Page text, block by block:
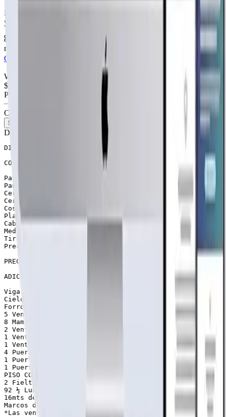
Rápida, profesional, con la misma tecnología base que corre Netflix
y TikTok.
Analytics incluidos
reembolso
Cotiza tu página web
Visitar página web
WebAgen.cl
$179.900
50% inicial · 50% contra entrega
Publicidad de SoloPrefabricadas
Configuración
54
Descripción
DISTRIBUCIÓN: 3 dormitorios, 1 baño, living comedor,
CONTENIDO DE PACK BÁSICO
Paneles exteriores forrados tabiqueria 2×3, con
Paneles interiores tabiqueria 2×3, forrados con
Cerchas tradicionales 1.50 alt.
Cerchas tipo A 1.50 alt.
Costaneras 1×4
Planchas de zinc, cubierta acanalada (0.35 x3.66)
Caballetes de zinc para cumbrera, espesor 0.35mm
Medias lunas impregnada para forrar cerchas
Tirafondos
Precio puesta en fábrica $4.790.000.-
PRECIO OFERTA: $3.790.000-. (Solo 2 unidades)
ADICIONALES no incluidas en kit básico. Puede armar
Viga a la Vista (living comedor)   $650.000
Cielo Completo + Aislante            $560.000
Forro completo + Aislante            $990.000
5 Ventanas Madera 1.50×1.50     $500.000
8 Mampara Madera 0.20×1.50     $360.000
2 Ventanales Madera 1.50×2.0    $250.000
1 Ventana Madera 0.50×1.0           $45.000
1 Ventana Aluminio 0.50×1.0         $60.000
4 Puertas Interior 0.70×2.0           $120.000
1 Puerta Cocina     0.70×2.0         $120.000
1 Puerta Principal 0.80×2.0          $130.000
PISO COMPLETO (Pilotes + Vigas Brutas +  Planchas
2 Fieltro techo 40/10                      $35.000
92 ½ Lunas p/tapacan                  $440.000
16mts de caballetes (Limahoyas)  $96.000
Marcos de puertas y ventanas     $472.000
*Las ventanas en maderas vienen sin los vidrio